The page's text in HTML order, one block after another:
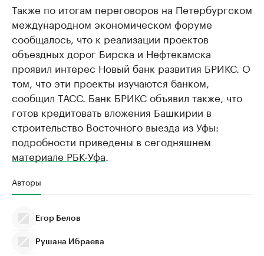
Также по итогам переговоров на Петербургском
международном экономическом форуме
сообщалось, что к реализации проектов
объездных дорог Бирска и Нефтекамска
проявил интерес Новый банк развития БРИКС. О
том, что эти проекты изучаются банком,
сообщил ТАСС. Банк БРИКС объявил также, что
готов кредитовать вложения Башкирии в
строительство Восточного выезда из Уфы:
подробности приведены в сегодняшнем
материале РБК-Уфа
Авторы
Егор Белов
Рушана Ибраева